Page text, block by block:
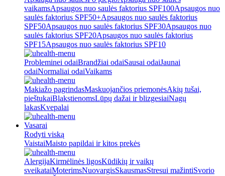
vaikamsApsaugos nuo saulės faktorius SPF100Apsaugos nuo
saulės faktorius SPF50+Apsaugos nuo saulės faktorius
SPF50Apsaugos nuo saulės faktorius SPF30Apsaugos nuo
saulės faktorius SPF20Apsaugos nuo saulės faktorius
SPF15Apsaugos nuo saulės faktorius SPF10
Probleminei odaiBrandžiai odaiSausai odaiJaunai
odaiNormaliai odaiVaikams
Makiažo pagrindasMaskuojančios priemonėsAkių tušai,
pieštukaiBlakstienomsLūpų dažai ir blizgesiaiNagų
lakasKvepalai
Vasarai
Rodyti viską
VaistaiMaisto papildai ir kitos prekės
AlergijaKirmėlinės ligosKūdikių ir vaikų
sveikataiMoterimsNuovargisSkausmasStresui mažintiSvorio